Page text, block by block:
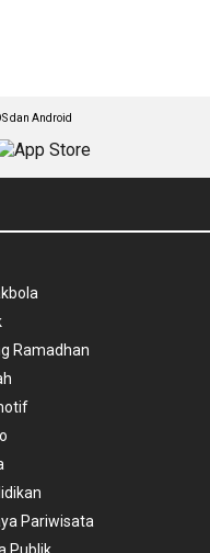
dan Android
Ramadhan
Pariwisata